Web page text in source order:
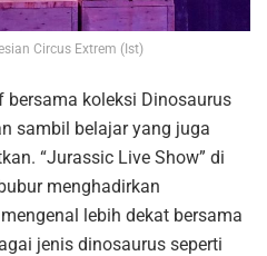
Circus Extrem (Ist)
koleksi Dinosaurus
sambil belajar yang juga
“Jurassic Live Show” di
menghadirkan
lebih dekat bersama
jenis dinosaurus seperti